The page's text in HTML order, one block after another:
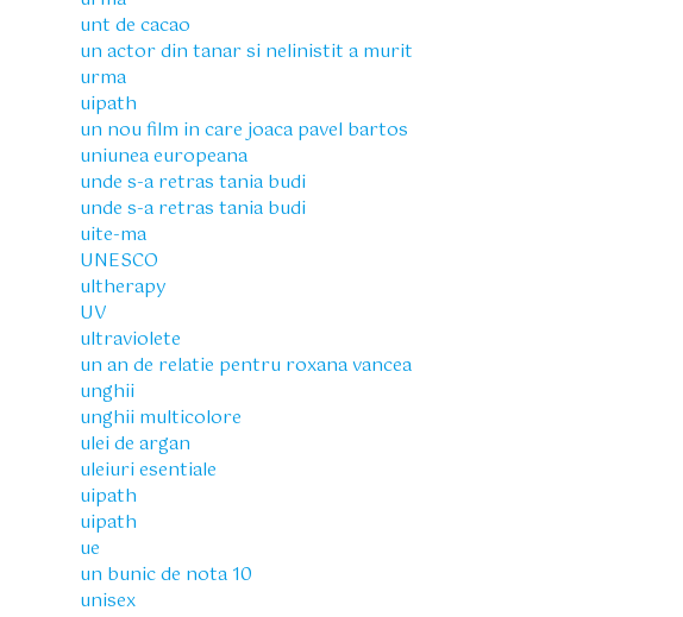
unt de cacao
un actor din tanar si nelinistit a murit
urma
uipath
un nou film in care joaca pavel bartos
uniunea europeana
unde s-a retras tania budi
unde s-a retras tania budi
uite-ma
UNESCO
ultherapy
UV
ultraviolete
un an de relatie pentru roxana vancea
unghii
unghii multicolore
ulei de argan
uleiuri esentiale
uipath
uipath
ue
un bunic de nota 10
unisex